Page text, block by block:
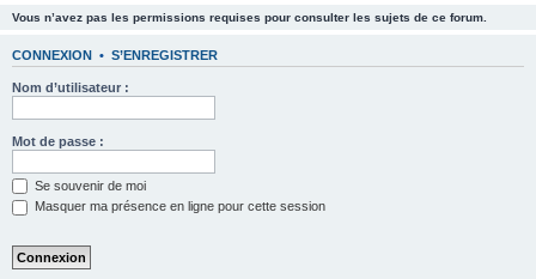
Vous n’avez pas les permissions requises pour consulter les sujets de ce forum.
CONNEXION • S’ENREGISTRER
Nom d’utilisateur :
Mot de passe :
Se souvenir de moi
Masquer ma présence en ligne pour cette session